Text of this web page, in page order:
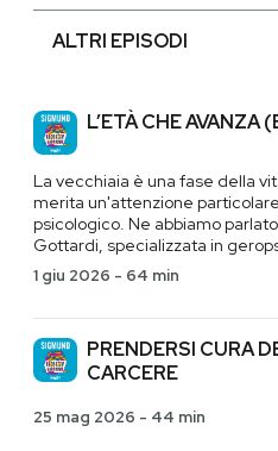
ALTRI EPISODI
L’ETÀ CHE AVANZA
La vecchiaia è una fase della
merita un'attenzione
psicologico. Ne abbiamo
Gottardi, specializzata in
1 giu 2026 - 64 min
PRENDERSI CURA
CARCERE
25 mag 2026 - 44 min